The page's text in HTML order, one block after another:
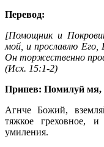
Перевод:
[Помощник и
мой, и прославлю Его,
Он торжественно
(Исх. 15:1-2)
Припев: Помилуй
Агнче Божий,
тяжкое греховное,
умиления.